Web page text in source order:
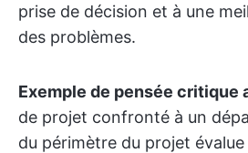
prise de décision et à une
des problèmes.
Exemple de pensée critique
de projet confronté à un
du périmètre du projet